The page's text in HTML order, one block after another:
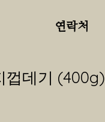
연락처
껍데기 (400g)